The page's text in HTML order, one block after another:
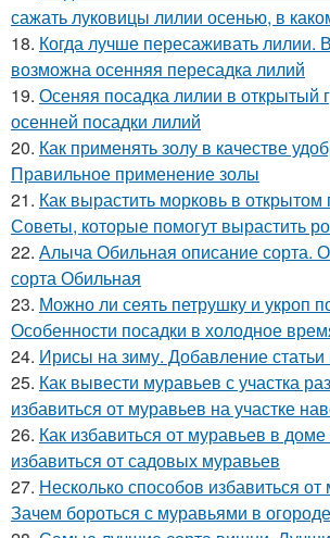
сажать луковицы лилии осенью, в
18. Когда лучше пересаживать лилии.
возможна осенняя пересадка лилий
19. Осеняя посадка лилии в открытый
осенней посадки лилий
20. Как применять золу в качестве
Правильное применение золы
21. Как вырастить морковь в открытом
Советы, которые помогут вырастить
22. Алыча Обильная описание сорта.
сорта Обильная
23. Можно ли сеять петрушку и укроп
Особенности посадки в холодное
24. Ирисы на зиму. Добавление
25. Как вывести муравьев с участка
избавиться от муравьев на участке
26. Как избавиться от муравьев в
избавиться от садовых муравьев
27. Несколько способов избавиться
Зачем бороться с муравьями в огороде